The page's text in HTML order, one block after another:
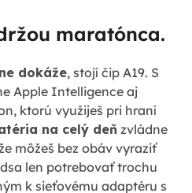
maratónca.
dokáže, stojí čip A19. S
Apple Intelligence aj
ktorú využiješ pri hraní
na celý deň zvládne
môžeš bez obáv vyraziť
len potrebovať trochu
k sieťovému adaptéru s